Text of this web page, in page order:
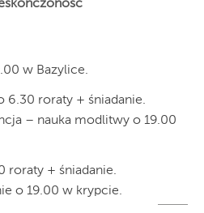
w Bazylice.
6.30 roraty + śniadanie.
– nauka modlitwy o 19.00
roraty + śniadanie.
o 19.00 w krypcie.